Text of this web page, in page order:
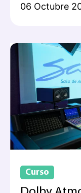
06 Octubre
Curso